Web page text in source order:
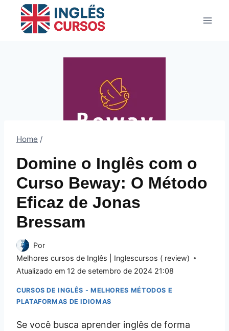
Home /
Domine o Inglês com o
Curso Beway: O Método
Eficaz de Jonas
Bressam
Por
Melhores cursos de Inglês | Inglescursos ( review)
Atualizado em 12 de setembro de 2024 21:08
CURSOS DE INGLÊS - MELHORES MÉTODOS E
PLATAFORMAS DE IDIOMAS
Se você busca aprender inglês de forma